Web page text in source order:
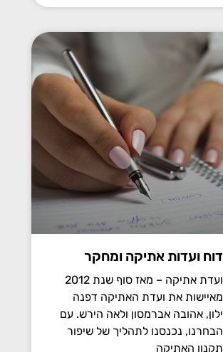
דוח ועדות אתיקה ומחקר
ועדת אתיקה – מאז סוף שנת 2012
מאיישות את ועדת האתיקה דפנה
ילון, אהובה אברמסון ולאה הירש. עם
הבחרנו, נכנסנו לתהליך של שיפור
תקנון האתיקה